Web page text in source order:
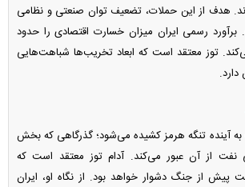
هدف از این حملات، تضعیف توان صنعتی و نظامی
رسمی ایران میزان خسارت اقتصادی را حدود
می‌کند. توز معتقد است که ابعاد تخریب‌ها شباهت‌هایی
آینده تنگه هرمز کشیده می‌شود؛ گذرگاهی که بخش
نفت از آن عبور می‌کند. آدام توز معتقد است که
پیش از جنگ دشوار خواهد بود. از نگاه او، ایران